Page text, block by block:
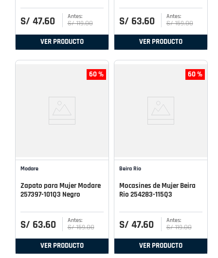
S/ 47.60 S/ 119.00
VER PRODUCTO
S/ 63.60 S/ 159.00
VER PRODUCTO
60 %
Modare
Zapato para Mujer Modare
257397-101Q3 Negro
S/ 63.60 S/ 159.00
VER PRODUCTO
60 %
Beira Rio
Mocasines de Mujer Beira
Rio 254283-115Q3
S/ 47.60 S/ 119.00
VER PRODUCTO